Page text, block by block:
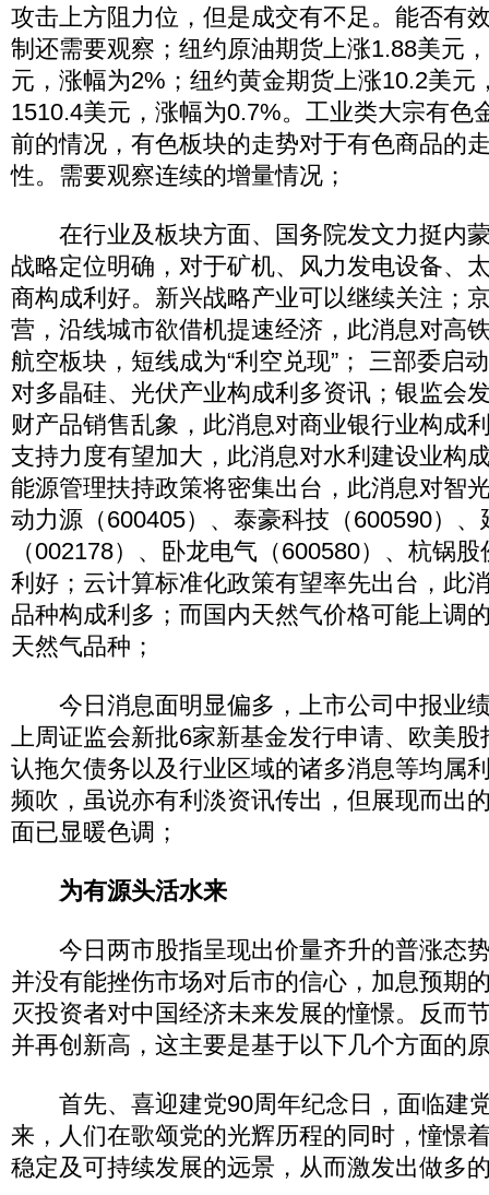
攻击上方阻力位，但是成交有不足。能否有
制还需要观察；纽约原油期货上涨1.88美元
元，涨幅为2%；纽约黄金期货上涨10.2美元
1510.4美元，涨幅为0.7%。工业类大宗有色
前的情况，有色板块的走势对于有色商品的
性。需要观察连续的增量情况；
在行业及板块方面、国务院发文力挺内
战略定位明确，对于矿机、风力发电设备、
商构成利好。新兴战略产业可以继续关注；
营，沿线城市欲借机提速经济，此消息对高
航空板块，短线成为“利空兑现”； 三部委启
对多晶硅、光伏产业构成利多资讯；银监会
财产品销售乱象，此消息对商业银行业构成
支持力度有望加大，此消息对水利建设业构
能源管理扶持政策将密集出台，此消息对智
动力源（600405）、泰豪科技（600590）、
（002178）、卧龙电气（600580）、杭锅
利好；云计算标准化政策有望率先出台，此
品种构成利多；而国内天然气价格可能上调
天然气品种；
今日消息面明显偏多，上市公司中报业
上周证监会新批6家新基金发行申请、欧美
认拖欠债务以及行业区域的诸多消息等均属
频吹，虽说亦有利淡资讯传出，但展现而出
面已显暖色调；
为有源头活水来
今日两市股指呈现出价量齐升的普涨态
并没有能挫伤市场对后市的信心，加息预期
灭投资者对中国经济未来发展的憧憬。反而
并再创新高，这主要是基于以下几个方面的
首先、喜迎建党90周年纪念日，面临建
来，人们在歌颂党的光辉历程的同时，憧憬
稳定及可持续发展的远景，从而激发出做多